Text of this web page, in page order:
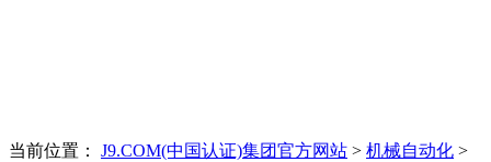
当前位置： J9.COM(中国认证)集团官方网站 > 机械自动化 >